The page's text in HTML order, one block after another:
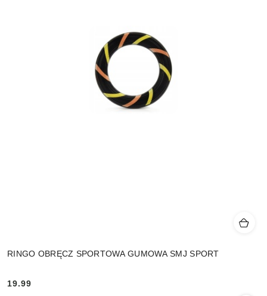
RINGO OBRĘCZ SPORTOWA GUMOWA SMJ SPORT
Cena:
19.99